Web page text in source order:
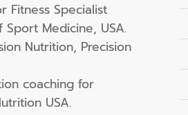
Fitness Specialist
Medicine, USA.
Nutrition, Precision
coaching for
USA.